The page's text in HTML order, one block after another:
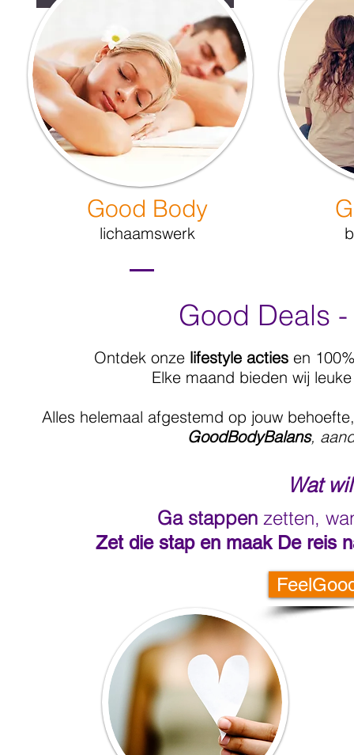
Good Body
lichaamswerk
Good Deals
Ontdek onze lifestyle acties en
Elke maand bieden wij
Alles helemaal afgestemd op jouw
GoodBodyBalans,
Wat
Ga stappen zetten,
Zet die stap en maak De reis